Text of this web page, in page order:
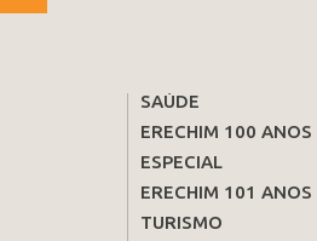
SAÚDE
ERECHIM 100 ANOS
ESPECIAL
ERECHIM 101 ANOS
TURISMO